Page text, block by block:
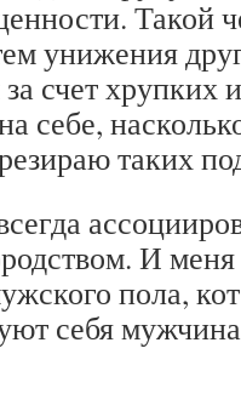
Такой
унижения
счет хрупких
себе,
таких
И меня
пола,
себя